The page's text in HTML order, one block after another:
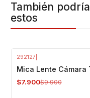
También
estos
292127
Mica Lente Cámara
$7.900$9.900